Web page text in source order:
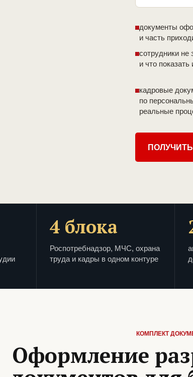
документы
и часть
сотрудники не
и что
кадровые
по
реальные
4 блока
Роспотребнадзор, МЧС, охрана
труда и кадры в одном контуре
КОМПЛЕКТ
Оформление